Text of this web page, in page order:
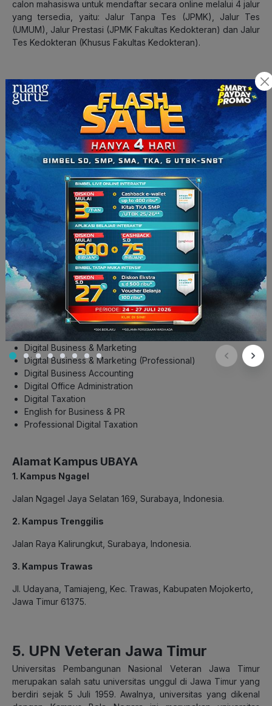
calon mahasiswa untuk mendaftar secara online melalui 4 jalur
yang tersedia, yaitu: Jalur Tanpa Tes (JPMK), Jalur Tes
(UMUM), Jalur Prestasi (JPMK Fakultas Kedokteran) dan Jalur
Tes Kedokteran (Khusus Fakultas Kedokteran).
Jurusan di UBAYA
Kabar baik nih! Selain menyediakan program studi jenjang S1,
UBAYA juga memiliki Politeknik dengan prodi D3. Apa saja
fakultas yang ditawarkan? Yuk, kita intip!
Program S1:
Fakultas Hukum
Fakultas Teknik
Fakultas Farmasi
Fakultas Psikologi
Fakultas Kedokteran
Fakultas Teknobiologi
Fakultas Industri Kreatif
Fakultas Bisnis dan Ekonomika
Program D3 (Politeknik UBAYA)
Business Administration
Computerized Accounting
Digital Business & Marketing
Digital Business & Marketing (Professional)
Digital Business Accounting
Digital Office Administration
Digital Taxation
English for Business & PR
Professional Digital Taxation
Alamat Kampus UBAYA
1. Kampus Ngagel
Jalan Ngagel Jaya Selatan 169, Surabaya, Indonesia.
2. Kampus Trenggilis
Jalan Raya Kalirungkut, Surabaya, Indonesia.
3. Kampus Trawas
Jl. Udayana, Tamiajeng, Kec. Trawas, Kabupaten Mojokerto,
Jawa Timur 61375.
5. UPN Veteran Jawa Timur
Universitas Pembangunan Nasional Veteran Jawa Timur
merupakan salah satu universitas unggul di Jawa Timur yang
berdiri sejak 5 Juli 1959. Awalnya, universitas yang dikenal